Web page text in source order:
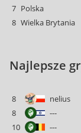
7 Polska
8 Wielka Brytania
Najlepsze
8
nelius
8
---
10
---